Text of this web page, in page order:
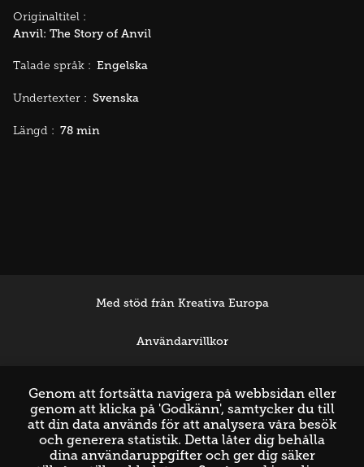
Originaltitel :
Anvil: The Story of Anvil
Talade språk : Engelska
Undertexter : Svenska
Längd : 78 min
Med stöd från Kreativa Europa
Användarvillkor
Genom att fortsätta navigera på webbsidan eller
genom att klicka på 'Godkänn', samtycker du till
att din data används för att analysera våra besök
och generera statistik. Detta låter dig behålla
dina användaruppgifter och ger dig säker